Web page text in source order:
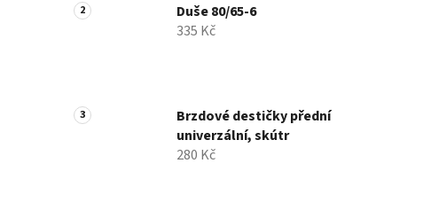
n
n
e
Duše 80/65-6
335 Kč
Brzdové destičky přední
univerzální, skútr
280 Kč